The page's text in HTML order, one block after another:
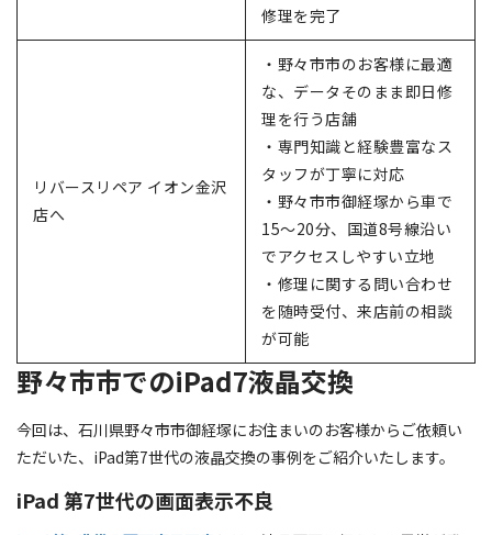
修理を完了
リバースリペア イオン金沢
店へ
・野々市市のお客様に最適
な、データそのまま即日修
理を行う店舗
・専門知識と経験豊富なス
タッフが丁寧に対応
・野々市市御経塚から車で
15〜20分、国道8号線沿い
でアクセスしやすい立地
・修理に関する問い合わせ
を随時受付、来店前の相談
が可能
野々市市でのiPad7液晶交換
今回は、石川県野々市市御経塚にお住まいのお客様からご依頼い
ただいた、iPad第7世代の液晶交換の事例をご紹介いたします。
iPad 第7世代の画面表示不良